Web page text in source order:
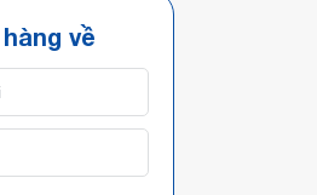
về